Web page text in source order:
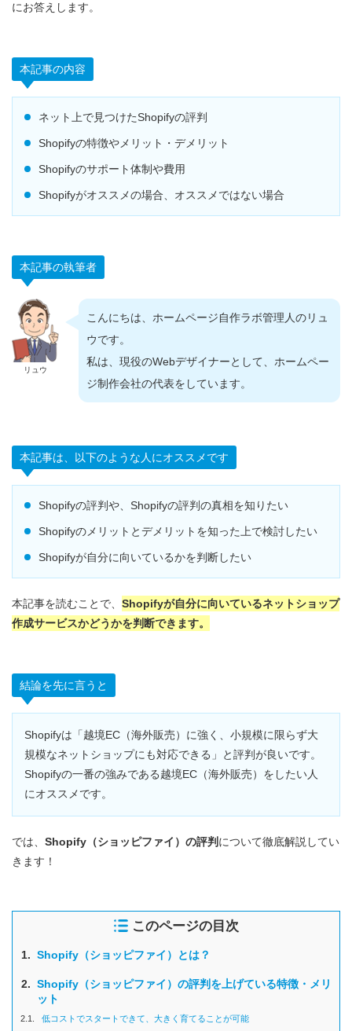
にお答えします。
本記事の内容
ネット上で見つけたShopifyの評判
Shopifyの特徴やメリット・デメリット
Shopifyのサポート体制や費用
Shopifyがオススメの場合、オススメではない場合
本記事の執筆者
リュウ
こんにちは、ホームページ自作ラボ管理人のリュ
ウです。
私は、現役のWebデザイナーとして、ホームペー
ジ制作会社の代表をしています。
本記事は、以下のような人にオススメです
Shopifyの評判や、Shopifyの評判の真相を知りたい
Shopifyのメリットとデメリットを知った上で検討したい
Shopifyが自分に向いているかを判断したい
本記事を読むことで、 Shopifyが自分に向いているネットショップ
作成サービスかどうかを判断できます。
結論を先に言うと
Shopifyは「越境EC（海外販売）に強く、小規模に限らず大
規模なネットショップにも対応できる」と評判が良いです。
Shopifyの一番の強みである越境EC（海外販売）をしたい人
にオススメです。
では、 Shopify（ショッピファイ）の評判 について徹底解説してい
きます！
このページの目次
1. Shopify（ショッピファイ）とは？
2. Shopify（ショッピファイ）の評判を上げている特徴・メリ
ット
2.1.
低コストでスタートできて、大きく育てることが可能